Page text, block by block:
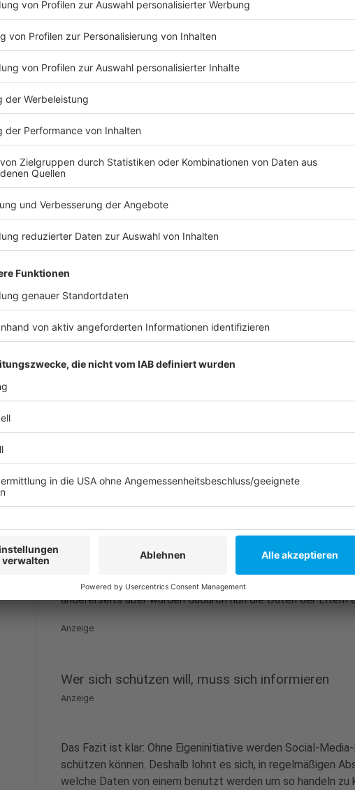
Tipp für Instagram-Nutzer
Anzeige
Es gibt für jedes soziale Medium einen "Privatsphäre"-
Seite "KlickSafe" macht dabei mit einfachen Schritt-für-
schnell man doch seine eigene Sicherheit auf Instagram
Anleitung.
Anzeige
Für Eltern: Diese Daten nutzt die beliebte App
Anzeige
Viele Kinder und Jugendliche haben seit rund einem Jahr
Smartphones. Es ist eigentlich eine Videoplattform, doch
beständig Daten und - und das ist noch ein Stück krasser -
Denn die Berichte haben sich während der Corona-
Datendienst für Chinas Regierung fungiert und so
der Welt abgreift.
Anzeige
Zumindest sollen Eltern, deren Kinder noch nicht das 16.
"begleitenden Modus" erfahren, was ihre Kinder überhaupt
folgenden Weg: Einstellung: "Digital Wellbeeing/
Modus". Dass dadurch auch Eltern die App herunterladen
System so perfide. Einerseits werde darauf geachtet,
andererseits aber würden dadurch nun die Daten der Eltern
Anzeige
Wer sich schützen will, muss sich informieren
Anzeige
Das Fazit ist klar: Ohne Eigeninitiative werden Social-
schützen können. Deshalb lohnt es sich, in regelmäßigen
welche Daten von einem benutzt werden um so handeln zu